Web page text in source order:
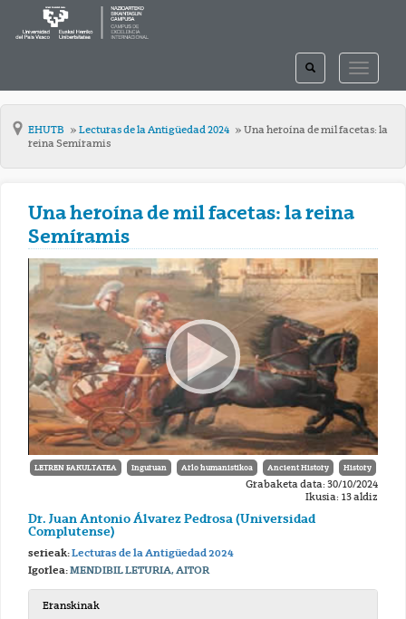
TOGGLE
TOGGLE
SEARCH
EHUTB Lecturas de la Antigüedad 2024
Una heroína de mil facetas: la
reina Semíramis
Una heroína de mil facetas: la reina
Semíramis
LETREN FAKULTATEA Inguruan Arlo humanistikoa Ancient History History
Grabaketa data: 30/10/2024
Ikusia: 13 aldiz
Dr. Juan Antonio Álvarez Pedrosa (Universidad
Complutense)
serieak:Lecturas de la Antigüedad 2024
Igorlea:MENDIBIL LETURIA, AITOR
Eranskinak